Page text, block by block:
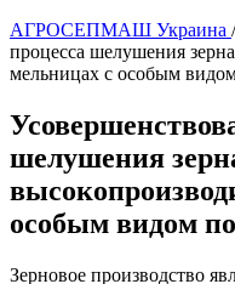
АГРОСЕПМАШ Украина
процесса шелушения
мельницах с особым
шелушения
особым видом
Зерновое производство